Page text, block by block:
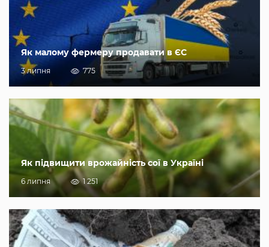
Як малому фермеру продавати в ЄС
3 липня 775
Як підвищити врожайність сої в Україні
6 липня 1 251